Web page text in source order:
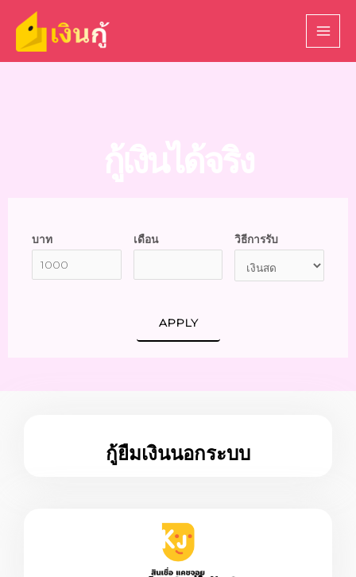
กู้เงินได้จริง
บาท เดือน วิธีการรับ
APPLY
กู้ยืมเงินนอกระบบ